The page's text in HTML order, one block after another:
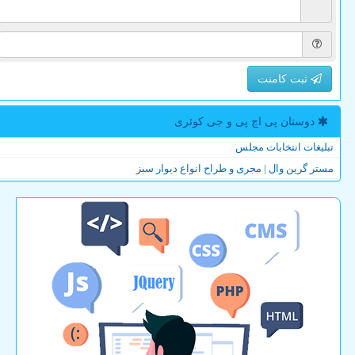
ثبت کامنت
دوستان پی اچ پی و جی كوئری
تبلیغات انتخابات مجلس
مستر گرین وال | مجری و طراح انواع دیوار سبز